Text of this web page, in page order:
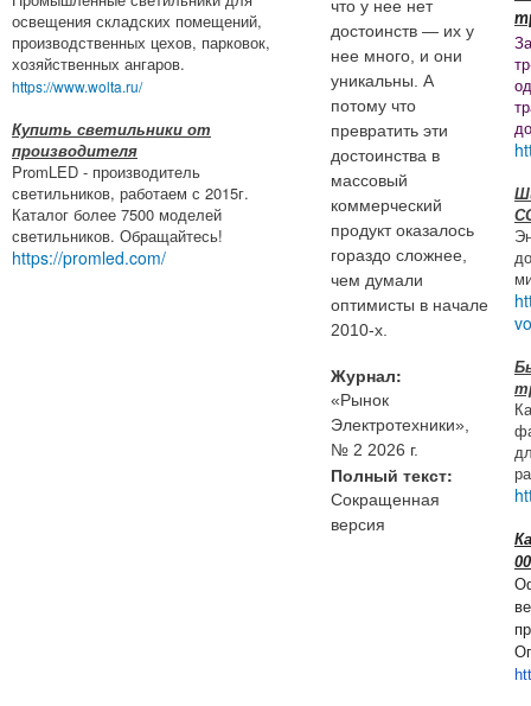
освещения складских помещений,
производственных цехов, парковок,
хозяйственных ангаров.
https://www.wolta.ru/
Купить светильники от
производителя
PromLED - производитель
светильников, работаем с 2015г.
Каталог более 7500 моделей
светильников. Обращайтесь!
https://promled.com/
что у нее нет
достоинств — их у
нее много, и они
уникальны. А
потому что
превратить эти
достоинства в
массовый
коммерческий
продукт оказалось
гораздо сложнее,
чем думали
оптимисты в начале
2010‑х.
Журнал:
«Рынок
Электротехники»,
№ 2 2026 г.
Полный текст:
Сокращенная
версия